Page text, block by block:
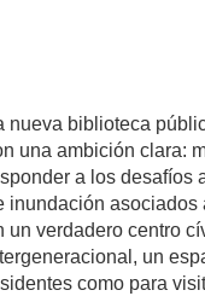
nueva biblioteca
una ambición clara:
a los desafíos
inundación asociados
un verdadero centro
un
como para
author/